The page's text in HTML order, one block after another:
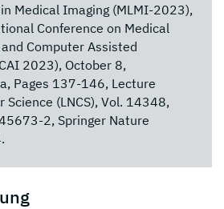
Medical Imaging (MLMI-2023),
Conference on Medical
Computer Assisted
2023), October 8,
Pages 137-146, Lecture
Science (LNCS), Vol. 14348,
2, Springer Nature